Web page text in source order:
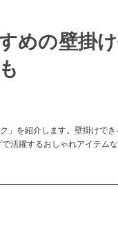
めの壁掛
」を紹介します。壁掛けで
活躍するおしゃれアイテム